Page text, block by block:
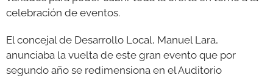
celebración de eventos.
El concejal de Desarrollo Local, Manuel Lara,
anunciaba la vuelta de este gran evento que por
segundo año se redimensiona en el Auditorio